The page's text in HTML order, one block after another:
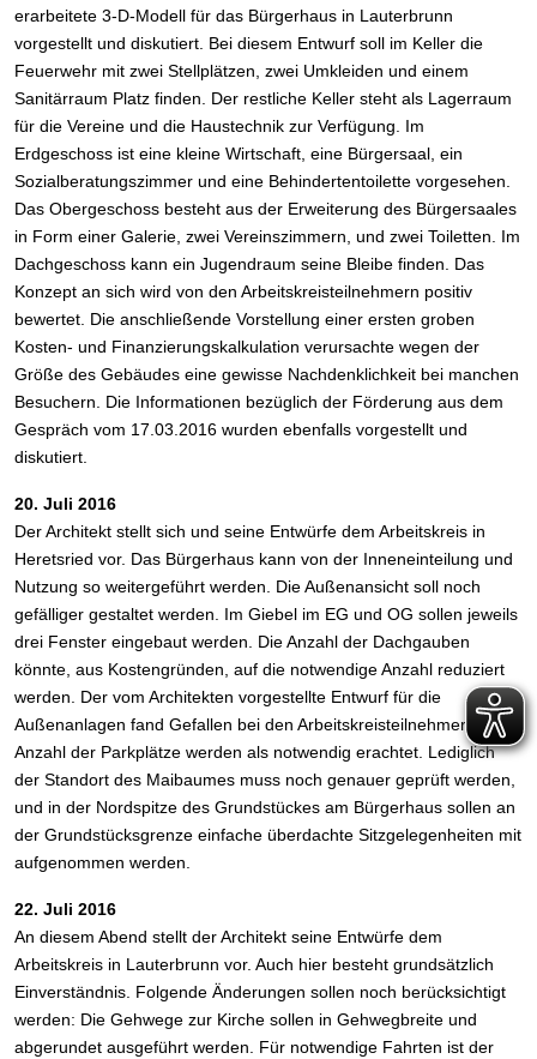
erarbeitete 3-D-Modell für das Bürgerhaus in Lauterbrunn
vorgestellt und diskutiert. Bei diesem Entwurf soll im Keller die
Feuerwehr mit zwei Stellplätzen, zwei Umkleiden und einem
Sanitärraum Platz finden. Der restliche Keller steht als Lagerraum
für die Vereine und die Haustechnik zur Verfügung. Im
Erdgeschoss ist eine kleine Wirtschaft, eine Bürgersaal, ein
Sozialberatungszimmer und eine Behindertentoilette vorgesehen.
Das Obergeschoss besteht aus der Erweiterung des Bürgersaales
in Form einer Galerie, zwei Vereinszimmern, und zwei Toiletten. Im
Dachgeschoss kann ein Jugendraum seine Bleibe finden. Das
Konzept an sich wird von den Arbeitskreisteilnehmern positiv
bewertet. Die anschließende Vorstellung einer ersten groben
Kosten- und Finanzierungskalkulation verursachte wegen der
Größe des Gebäudes eine gewisse Nachdenklichkeit bei manchen
Besuchern. Die Informationen bezüglich der Förderung aus dem
Gespräch vom 17.03.2016 wurden ebenfalls vorgestellt und
diskutiert.
20. Juli 2016
Der Architekt stellt sich und seine Entwürfe dem Arbeitskreis in
Heretsried vor. Das Bürgerhaus kann von der Inneneinteilung und
Nutzung so weitergeführt werden. Die Außenansicht soll noch
gefälliger gestaltet werden. Im Giebel im EG und OG sollen jeweils
drei Fenster eingebaut werden. Die Anzahl der Dachgauben
könnte, aus Kostengründen, auf die notwendige Anzahl reduziert
werden. Der vom Architekten vorgestellte Entwurf für die
Außenanlagen fand Gefallen bei den Arbeitskreisteilnehmern. Die
Anzahl der Parkplätze werden als notwendig erachtet. Lediglich
der Standort des Maibaumes muss noch genauer geprüft werden,
und in der Nordspitze des Grundstückes am Bürgerhaus sollen an
der Grundstücksgrenze einfache überdachte Sitzgelegenheiten mit
aufgenommen werden.
22. Juli 2016
An diesem Abend stellt der Architekt seine Entwürfe dem
Arbeitskreis in Lauterbrunn vor. Auch hier besteht grundsätzlich
Einverständnis. Folgende Änderungen sollen noch berücksichtigt
werden: Die Gehwege zur Kirche sollen in Gehwegbreite und
abgerundet ausgeführt werden. Für notwendige Fahrten ist der